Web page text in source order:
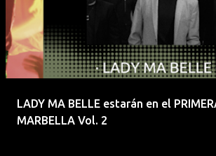
LADY MA BELLE estarán en el
MARBELLA Vol. 2